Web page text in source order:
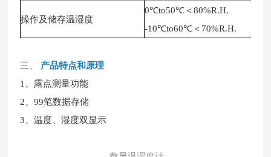
操作及储存温湿度
0℃to50℃＜80%R.H.
-10℃to60℃＜70%R.H.
三、 产品特点和原理
1、露点测量功能
2、99笔数据存储
3、温度、湿度双显示